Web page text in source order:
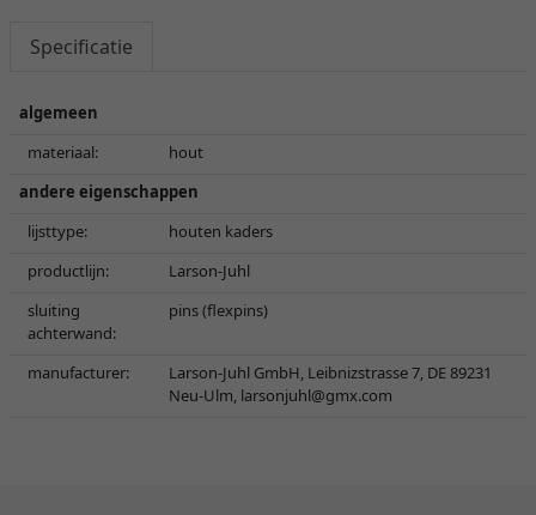
Specificatie
algemeen
materiaal:
hout
andere eigenschappen
lijsttype:
houten kaders
productlijn:
Larson-Juhl
sluiting
achterwand:
pins (flexpins)
manufacturer:
Larson-Juhl GmbH, Leibnizstrasse 7, DE 89231
Neu-Ulm, larsonjuhl@gmx.com